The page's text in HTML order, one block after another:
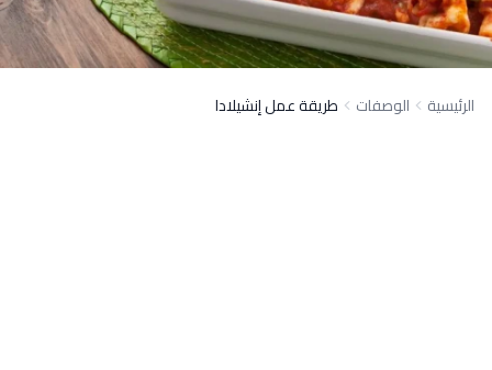
الرئيسية الوصفات طريقة عمل إنشيلادا